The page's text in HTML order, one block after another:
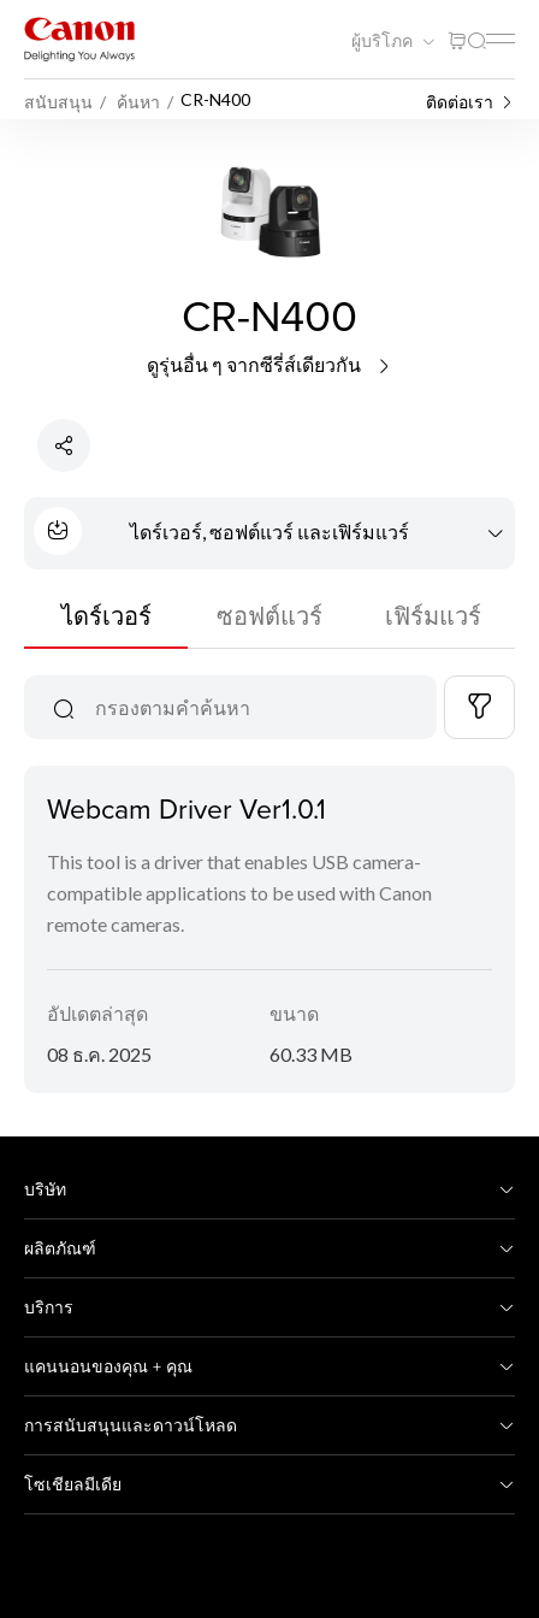
ผู้บริโภค
สนับสนุน ค้นหา CR-N400 ติดต่อเรา
CR-N400
ดูรุ่นอื่น ๆ จากซีรี่ส์เดียวกัน
ไดร์เวอร์, ซอฟต์แวร์ และเฟิร์มแวร์
ไดร์เวอร์ ซอฟต์แวร์ เฟิร์มแวร์
Webcam Driver Ver1.0.1
This tool is a driver that enables USB camera-
compatible applications to be used with Canon
remote cameras.
อัปเดตล่าสุด
08 ธ.ค. 2025
ขนาด
60.33 MB
บริษัท
ผลิตภัณฑ์
บริการ
แคนนอนของคุณ + คุณ
การสนับสนุนและดาวน์โหลด
โซเชียลมีเดีย